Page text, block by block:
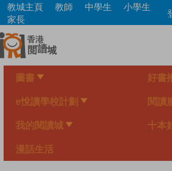
Skip
main
content
教城主頁 教師 中學生
小學生
家長
圖書 好書
e悅讀學校計劃 閱讀
我的閱讀城 十本
漫話生活